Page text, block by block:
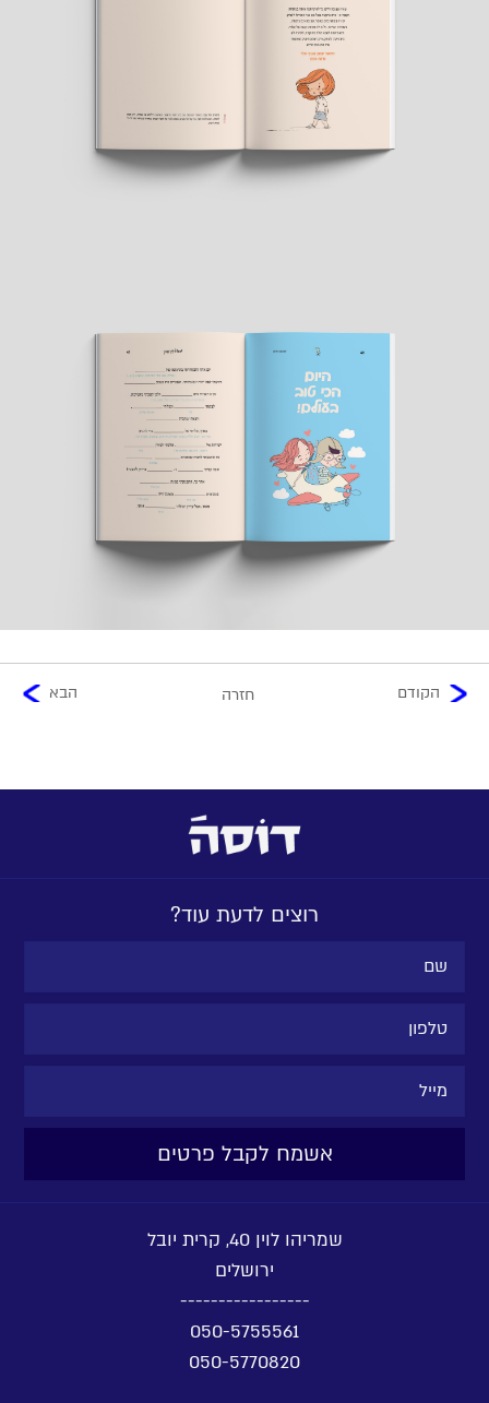
הקודם חזרה הבא
רוצים לדעת עוד?
שמריהו לוין 40, קרית יובל
ירושלים
-----------------
050-5755561
050-5770820